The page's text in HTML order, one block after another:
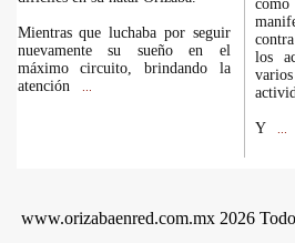
Mientras que luchaba por seguir
nuevamente su sueño en el
máximo circuito, brindando la
atención
los
Y
www.orizabaenred.com.mx 2026